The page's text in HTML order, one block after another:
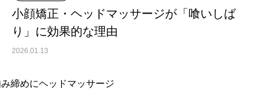
小顔矯正・ヘッドマッサージが「喰いしば
り」に効果的な理由
2026.01.13